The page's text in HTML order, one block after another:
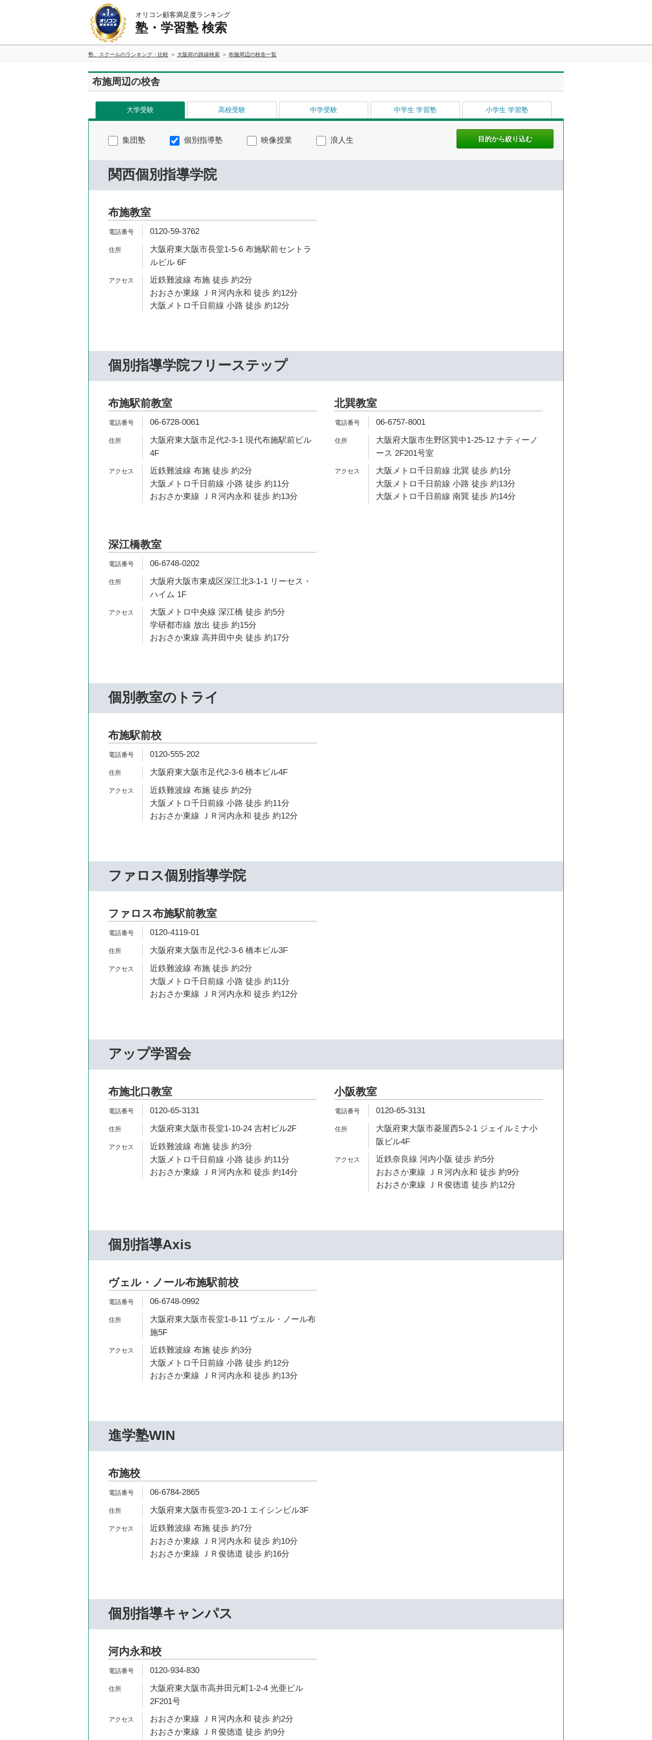
オリコン顧客満足度ランキング
塾・学習塾 検索
塾、スクールのランキング・比較 大阪府の路線検索 布施周辺の校舎一覧
布施周辺の校舎
大学受験 高校受験 中学受験 中学生 学習塾 小学生 学習塾
集団塾 個別指導塾 映像授業 浪人生
関西個別指導学院
布施教室
0120-59-3762
大阪府東大阪市長堂1-5-6 布施駅前セントラ
ルビル 6F
近鉄難波線 布施 徒歩 約2分
おおさか東線 ＪＲ河内永和 徒歩 約12分
大阪メトロ千日前線 小路 徒歩 約12分
個別指導学院フリーステップ
布施駅前教室
06-6728-0061
大阪府東大阪市足代2-3-1 現代布施駅前ビル
4F
近鉄難波線 布施 徒歩 約2分
大阪メトロ千日前線 小路 徒歩 約11分
おおさか東線 ＪＲ河内永和 徒歩 約13分
北巽教室
06-6757-8001
大阪府大阪市生野区巽中1-25-12 ナティーノ
ース 2F201号室
大阪メトロ千日前線 北巽 徒歩 約1分
大阪メトロ千日前線 小路 徒歩 約13分
大阪メトロ千日前線 南巽 徒歩 約14分
深江橋教室
06-6748-0202
大阪府大阪市東成区深江北3-1-1 リーセス・
ハイム 1F
大阪メトロ中央線 深江橋 徒歩 約5分
学研都市線 放出 徒歩 約15分
おおさか東線 高井田中央 徒歩 約17分
個別教室のトライ
布施駅前校
0120-555-202
大阪府東大阪市足代2-3-6 橋本ビル4F
近鉄難波線 布施 徒歩 約2分
大阪メトロ千日前線 小路 徒歩 約11分
おおさか東線 ＪＲ河内永和 徒歩 約12分
ファロス個別指導学院
ファロス布施駅前教室
0120-4119-01
大阪府東大阪市足代2-3-6 橋本ビル3F
近鉄難波線 布施 徒歩 約2分
大阪メトロ千日前線 小路 徒歩 約11分
おおさか東線 ＪＲ河内永和 徒歩 約12分
アップ学習会
布施北口教室
0120-65-3131
大阪府東大阪市長堂1-10-24 吉村ビル2F
近鉄難波線 布施 徒歩 約3分
大阪メトロ千日前線 小路 徒歩 約11分
おおさか東線 ＪＲ河内永和 徒歩 約14分
小阪教室
0120-65-3131
大阪府東大阪市菱屋西5-2-1 ジェイルミナ小
阪ビル4F
近鉄奈良線 河内小阪 徒歩 約5分
おおさか東線 ＪＲ河内永和 徒歩 約9分
おおさか東線 ＪＲ俊徳道 徒歩 約12分
個別指導Axis
ヴェル・ノール布施駅前校
06-6748-0992
大阪府東大阪市長堂1-8-11 ヴェル・ノール布
施5F
近鉄難波線 布施 徒歩 約3分
大阪メトロ千日前線 小路 徒歩 約12分
おおさか東線 ＪＲ河内永和 徒歩 約13分
進学塾WIN
布施校
06-6784-2865
大阪府東大阪市長堂3-20-1 エイシンビル3F
近鉄難波線 布施 徒歩 約7分
おおさか東線 ＪＲ河内永和 徒歩 約10分
おおさか東線 ＪＲ俊徳道 徒歩 約16分
個別指導キャンパス
河内永和校
0120-934-830
大阪府東大阪市高井田元町1-2-4 光亜ビル
2F201号
おおさか東線 ＪＲ河内永和 徒歩 約2分
おおさか東線 ＪＲ俊徳道 徒歩 約9分